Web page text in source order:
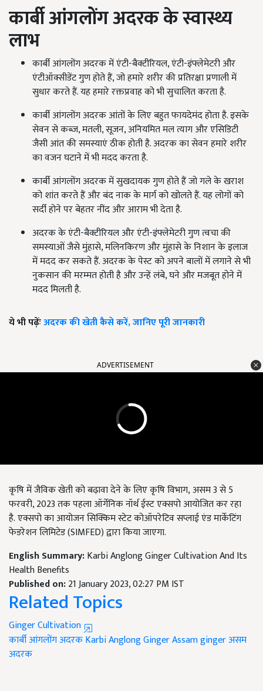
कार्बी आंगलोंग अदरक के स्वास्थ्य
लाभ
कार्बी आंगलोंग अदरक में एंटी-बैक्टीरियल,एंटी-इंफ्लेमेटरी और
एंटीऑक्सीडेंट गुण होते हैं,जो हमारे शरीर की प्रतिरक्षा प्रणाली में
सुधार करते हैं. यह हमारे रक्तप्रवाह को भी सुचालित करता है.
कार्बी आंगलोंग अदरक आंतों के लिए बहुत फायदेमंद होता है. इसके
सेवन से कब्ज,मतली,सूजन,अनियमित मल त्याग और एसिडिटी
जैसी आंत की समस्याएं ठीक होती है. अदरक का सेवन हमारे शरीर
का वजन घटाने में भी मदद करता है.
कार्बी आंगलोंग अदरक में सुखदायक गुण होते हैं जो गले के खराश
को शांत करते हैं और बंद नाक के मार्ग को खोलते हैं. यह लोगों को
सर्दी होने पर बेहतर नींद और आराम भी देता है.
अदरक के एंटी-बैक्टीरियल और एंटी-इंफ्लेमेटरी गुण त्वचा की
समस्याओं जैसे मुंहासे,मलिनकिरण और मुंहासे के निशान के इलाज
में मदद कर सकते हैं. अदरक के पेस्ट को अपने बालों में लगाने से भी
नुकसान की मरम्मत होती है और उन्हें लंबे,घने और मजबूत होने में
मदद मिलती है.
ये भी पढ़ेंःअदरक की खेती कैसे करें, जानिए पूरी जानकारी
ADVERTISEMENT
कृषि में जैविक खेती को बढ़ावा देने के लिएकृषि विभाग,असम3से5
फरवरी, 2023तक पहला ऑर्गेनिक नॉर्थ ईस्ट एक्सपो आयोजित कर रहा
है.एक्सपो का आयोजन सिक्किम स्टेट कोऑपरेटिव सप्लाई एंड मार्केटिंग
फेडरेशन लिमिटेड (SIMFED)द्वारा किया जाएगा.
English Summary:Karbi Anglong Ginger Cultivation And Its
Health Benefits
Published on:21 January 2023, 02:27 PM IST
Related Topics
Ginger Cultivation
कार्बी आंगलोंग अदरकKarbi Anglong GingerAssam gingerअसम
अदरक